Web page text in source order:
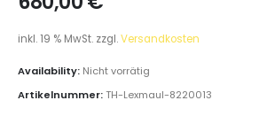
inkl. 19 % MwSt. zzgl.Versandkosten
Availability: Nicht vorrätig
Artikelnummer:TH-Lexmaul-8220013